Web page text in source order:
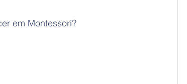
em Montessori?